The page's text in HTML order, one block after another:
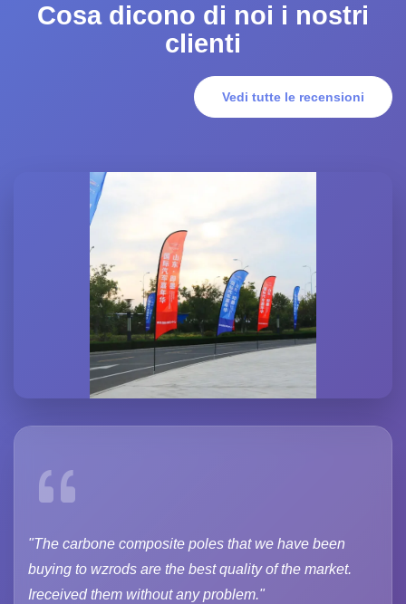
Cosa dicono di noi i nostri
clienti
Vedi tutte le recensioni
"The carbone composite poles that we have been
buying to wzrods are the best quality of the market.
Ireceived them without any problem."